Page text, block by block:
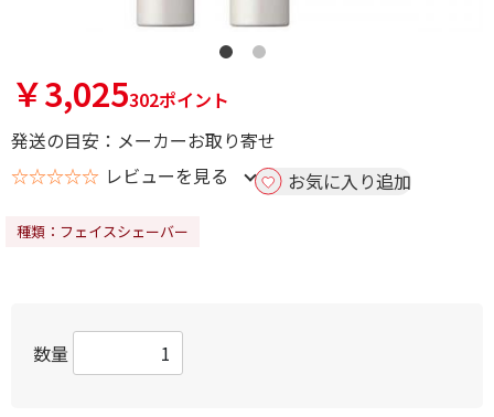
￥3,025302ポイント
発送の目安：メーカーお取り寄せ
☆☆☆☆☆ レビューを見る お気に入り追加
種類：フェイスシェーバー
数量